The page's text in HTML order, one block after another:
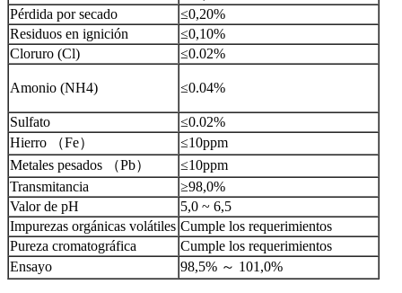
Pérdida por secado
≤0,20%
Residuos en ignición
≤0,10%
Cloruro (Cl)
≤0.02%
Amonio (NH4) ≤0.04%
Sulfato
≤0.02%
Hierro （Fe）
≤10ppm
Metales pesados ​​（Pb）
≤10ppm
Transmitancia
≥98,0%
Valor de pH
5,0 ~ 6,5
Impurezas orgánicas volátiles Cumple los requerimientos
Pureza cromatográfica
Cumple los requerimientos
Ensayo
98,5% ～ 101,0%